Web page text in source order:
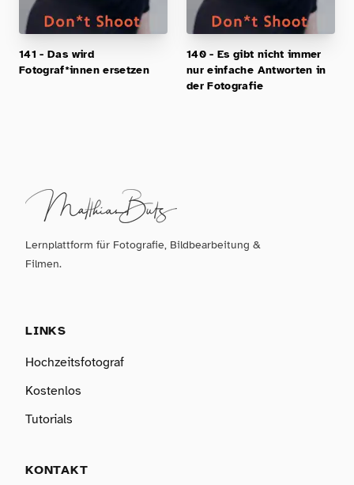
141 - Das wird
Fotograf*innen ersetzen
140 - Es gibt nicht immer
nur einfache Antworten in
der Fotografie
Lernplattform für Fotografie, Bildbearbeitung &
Filmen.
LINKS
Hochzeitsfotograf
Kostenlos
Tutorials
KONTAKT